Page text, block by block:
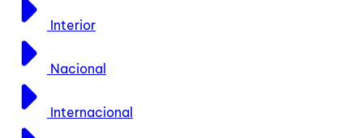
Interior
Nacional
Internacional